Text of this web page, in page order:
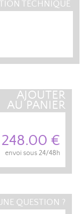
TECHNIQUE
AJOUTER
AU PANIER
248.00 €
envoi sous 24/48h
QUESTION ?